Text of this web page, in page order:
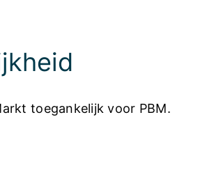
toegankelijk voor PBM.